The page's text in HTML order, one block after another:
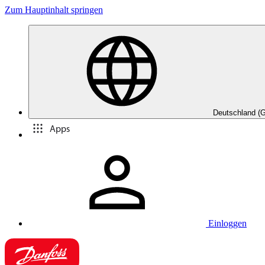
Zum Hauptinhalt springen
Deutschland
Apps
Einloggen